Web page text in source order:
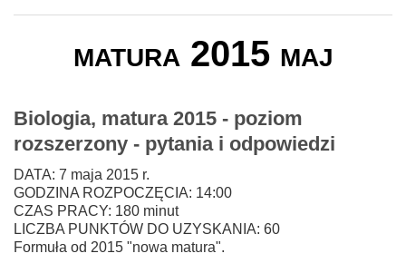
matura 2015 maj
Biologia, matura 2015 - poziom
rozszerzony - pytania i odpowiedzi
DATA: 7 maja 2015 r.
GODZINA ROZPOCZĘCIA: 14:00
CZAS PRACY: 180 minut
LICZBA PUNKTÓW DO UZYSKANIA: 60
Formuła od 2015 "nowa matura".